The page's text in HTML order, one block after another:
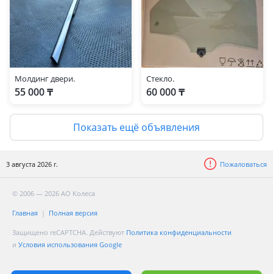
Молдинг двери.
55 000 ₸
Стекло.
60 000 ₸
Показать ещё объявления
3 августа 2026 г. Пожаловаться
© 2006 — 2026 АО Колеса
Главная Полная версия
Защищено reCAPTCHA. Действуют Политика конфиденциальности
и Условия использования Google